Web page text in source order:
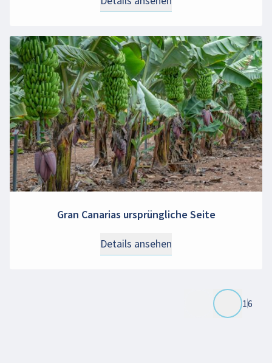
Gran Canarias ursprüngliche Seite
Details ansehen
16